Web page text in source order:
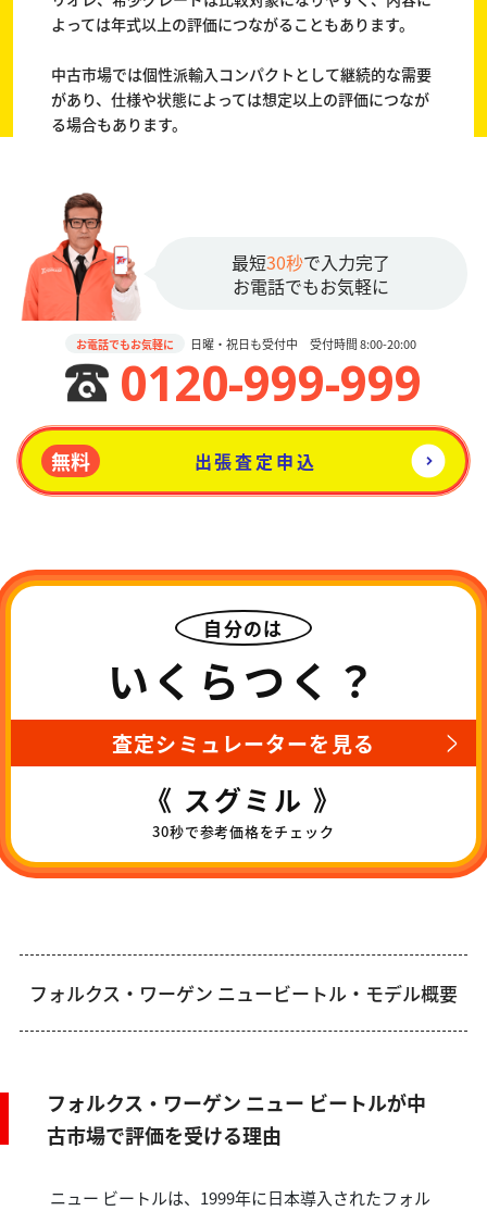
よっては年式以上の評価につながることもあります。
中古市場では個性派輸入コンパクトとして継続的な需要
があり、仕様や状態によっては想定以上の評価につなが
る場合もあります。
最短30秒で入力完了
お電話でもお気軽に
お電話でもお気軽に 日曜・祝日も受付中 受付時間 8:00-20:00
0120-999-999
無料 出張査定申込
自分のは
いくらつく？
査定シミュレーターを見る
《 スグミル 》
30秒で参考価格をチェック
フォルクス・ワーゲン ニュービートル・モデル概要
フォルクス・ワーゲン ニュー ビートルが中
古市場で評価を受ける理由
ニュー ビートルは、1999年に日本導入されたフォル